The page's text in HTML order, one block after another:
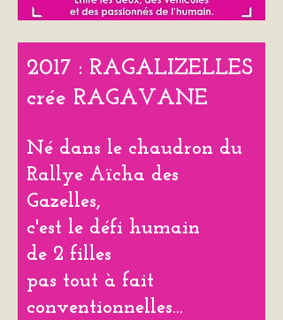
2017 : RAGALIZELLES
crée RAGAVANE
Né dans le chaudron du
Rallye Aïcha des
Gazelles,
c'est le défi humain
de 2 filles
pas tout à fait
conventionnelles...